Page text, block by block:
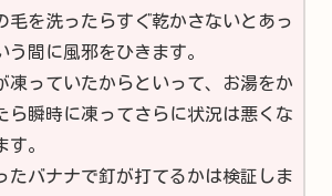
毛を洗ったらすぐ乾かさないとあっ
う間に風邪をひきます。
凍っていたからといって、お湯をか
ら瞬時に凍ってさらに状況は悪くな
す。
たバナナで釘が打てるかは検証しま